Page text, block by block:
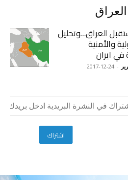
العراق…وتحليل
والأمنية
في ايران
-
2017-12-24